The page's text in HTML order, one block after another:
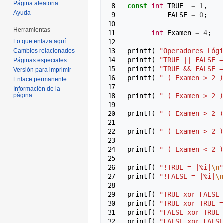
8
const int TRUE = 1,
9
FALSE = 0;
10
11
int Examen = 4;
12
13
printf(
"Operadores
14
printf(
"TRUE || FALSE
15
printf(
"TRUE &&
16
printf(
" ( Examen > 2
17
18
printf(
" ( Examen > 2
19
20
printf(
" ( Examen >
21
22
printf(
" ( Examen >
23
24
printf(
" ( Examen <
25
26
printf( "!TRUE = |%i| \n"
27
printf( "!FALSE = |%i|
28
29
printf(
"TRUE xor
30
printf(
"TRUE xor TRUE
31
printf(
"FALSE xor
32
printf( "FALSE xor
Página aleatoria
Ayuda
Herramientas
Lo que enlaza aquí
Cambios relacionados
Páginas especiales
Versión para imprimir
Enlace permanente
Información de la
página